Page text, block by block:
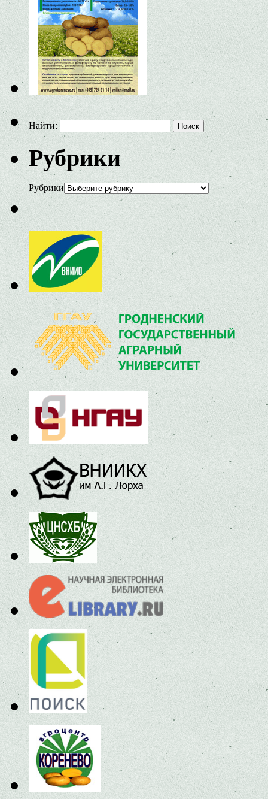
Найти:
Рубрики
Рубрики